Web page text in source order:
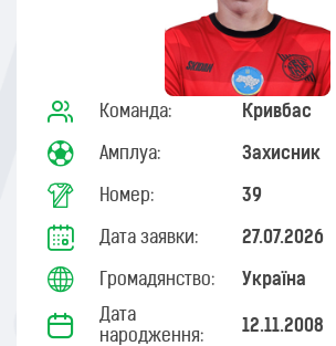
Команда: Кривбас
Амплуа: Захисник
Номер: 39
Дата заявки: 27.07.2026
Громадянство: Україна
Дата
народження:
12.11.2008